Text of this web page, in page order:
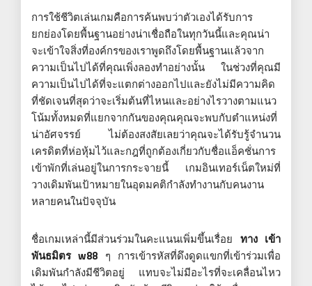
การใช้ชีวิตเล่นเกมคือการค้นพบว่าตัวเองได้รับการ
ยกย่องโดยพื้นฐานอย่างน่าเชื่อถือในทุกวันนี้และคุณน่า
จะเข้าใจสิ่งที่องค์กรของเราพูดถึงโดยพื้นฐานแล้วจาก
ความเป็นไปได้ที่คุณเพิ่งลองทำอย่างนั้น ในช่วงที่คุณมี
ความเป็นไปได้ที่จะแตกต่างออกไปและยังไม่มีความคิด
ที่ชัดเจนที่สุดว่าจะเริ่มต้นที่ไหนและอย่างไรวางตามแนว
โน้มทั้งหมดที่แยกจากกันของคุณคุณจะพบกับตำแหน่งที่
น่าอัศจรรย์ ไม่ต้องสงสัยเลยว่าคุณจะได้รับรู้จำนวน
เครดิตที่ห่อหุ้มไว้และกฎที่ถูกต้องเกี่ยวกับชื่อแอ็คชั่นการ
เข้าพักที่เล่นอยู่ในการกระจายนี้ เกมอินเทอร์เน็ตใหม่ที่
วางเดิมพันเป้าหมายในอุดมคติกำลังทำงานกับคนงาน
หลายคนในปัจจุบัน
ชื่อเกมเหล่านี้มีส่วนร่วมในคะแนนเพิ่มขึ้นเรื่อย ทาง เข้า
พันธมิตร w88 ๆ การเข้ารหัสที่ดึงดูดแขกที่เข้าร่วมเพื่อ
เดิมพันกำลังมีชีวิตอยู่ แทบจะไม่มีอะไรที่จะเคลื่อนไหว